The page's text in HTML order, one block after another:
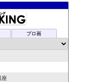
ブロ画
S&P500に投資をするブログ
座